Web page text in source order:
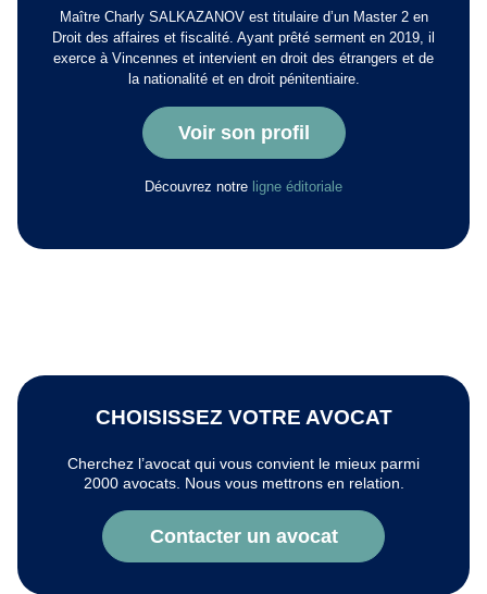
Maître Charly SALKAZANOV est titulaire d’un Master 2 en
Droit des affaires et fiscalité. Ayant prêté serment en 2019, il
exerce à Vincennes et intervient en droit des étrangers et de
la nationalité et en droit pénitentiaire.
Voir son profil
Découvrez notre ligne éditoriale
CHOISISSEZ VOTRE AVOCAT
Cherchez l’avocat qui vous convient le mieux parmi
2000 avocats. Nous vous mettrons en relation.
Contacter un avocat